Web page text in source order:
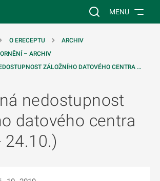
Vyhledávání na
MENU
O ERECEPTU
ARCHIV
– ARCHIV
ZÁLOŽNÍHO DATOVÉHO CENTRA …
nedostupnost
datového centra
24.10.)